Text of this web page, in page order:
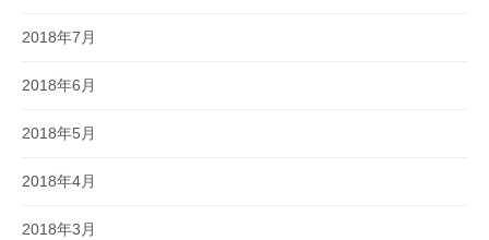
2018年7月
2018年6月
2018年5月
2018年4月
2018年3月